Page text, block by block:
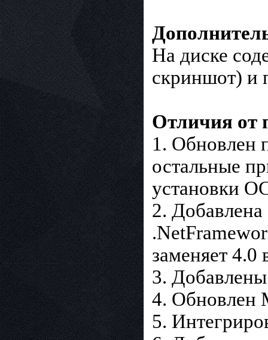
На диске
скриншот) и
Отличия от
1. Обновлен
остальные
установки
2. Добавлена
заменяет 4.0
3.
4. Обновлен
5.